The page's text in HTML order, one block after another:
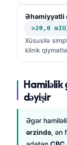
Əhəmiyyətli
>20,0
Xüsusilə
klinik
Hamiləlik
dəyişir
Əgər
ərzində, ən
मराठी
తెలుగు
தமிழ்
ગુજરાતી
മലയാളം
Bahasa
Tiếng
Tagalog